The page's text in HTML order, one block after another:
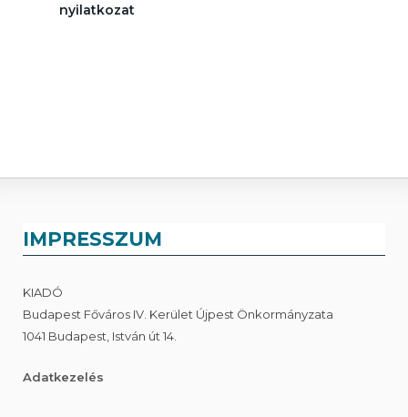
nyilatkozat
IMPRESSZUM
KIADÓ
Budapest Főváros IV. Kerület Újpest Önkormányzata
1041 Budapest, István út 14.
Adatkezelés